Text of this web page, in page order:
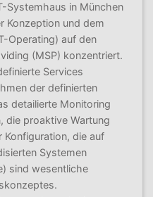
Systemhaus in München
Konzeption und dem
Operating) auf den
(MSP) konzentriert.
Services
der definierten
detailierte Monitoring
die proaktive Wartung
Konfiguration, die auf
Systemen
sind wesentliche